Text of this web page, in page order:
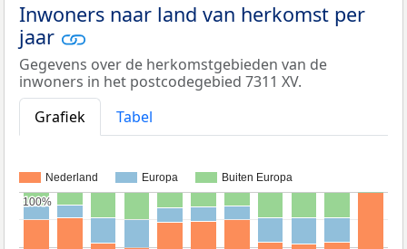
Inwoners naar land van herkomst per
jaar
Gegevens over de herkomstgebieden van de
inwoners in het postcodegebied 7311 XV.
Grafiek
Tabel
Nederland Europa Buiten Europa
100%
100%